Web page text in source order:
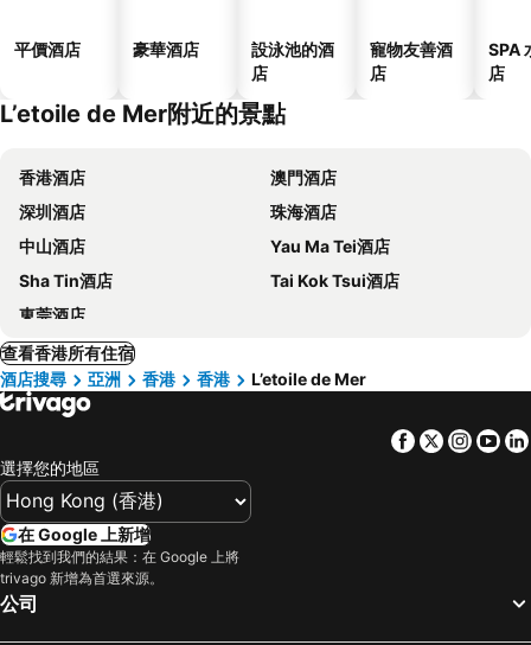
平價酒店 豪華酒店
設泳池的酒
店
寵物友善酒
店
SPA
店
L’etoile de Mer附近的景點
香港酒店
澳門酒店
深圳酒店
珠海酒店
中山酒店
Yau Ma Tei酒店
Sha Tin酒店
Tai Kok Tsui酒店
東莞酒店
查看香港所有住宿
酒店搜尋
亞洲 香港 香港 L’etoile de Mer
Facebook
Twitter
選擇您的地區
在 Google 上新增
輕鬆找到我們的結果：在 Google 上將
trivago 新增為首選來源。
公司